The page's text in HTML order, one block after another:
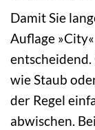
Damit Sie
Auflage
wie Staub
der Regel
abwischen.